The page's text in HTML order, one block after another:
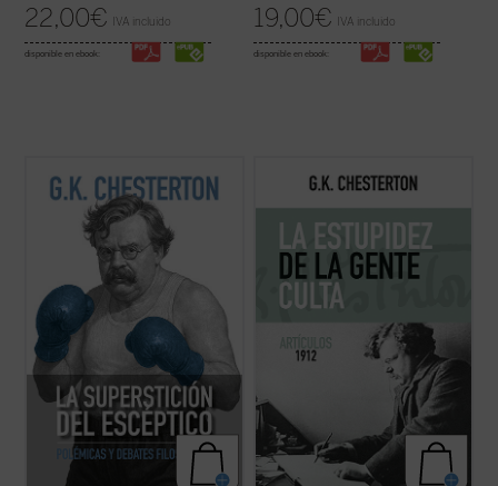
22,00€ IVA incluido
disponible en ebook:
19,00€ IVA incluido
disponible en ebook:
En este libro, una reunión de sus textos
inéditos más provocadores, sus polémicas
más controvertidas y sus debates más
agudos, Chesterton desafía a los
escépticos con su estilo único, cargado de
paradojas y giros ingeniosos. Con humor, ...
Este es el volumen siete de la colección de
artículos publicados en el semanario
es dispersa sino precisa, rebosante en
ingenio y humor hasta la ...
(ver ficha)